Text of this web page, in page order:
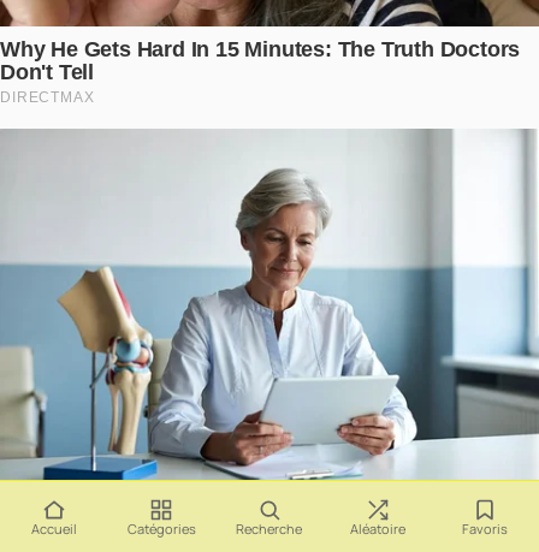
Accueil Catégories Recherche Aléatoire Favoris